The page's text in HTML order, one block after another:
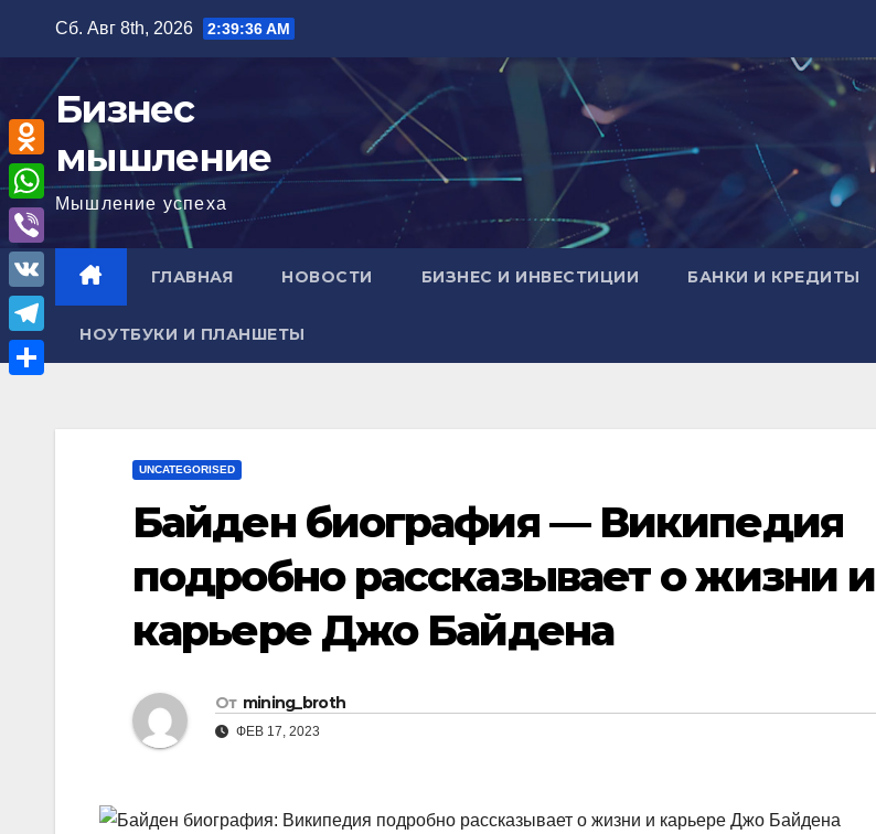
содержимому
Сб. Авг 8th, 2026 2:39:37 AM
Бизнес
мышление
Мышление успеха
ГЛАВНАЯ НОВОСТИ БИЗНЕС И ИНВЕСТИЦИИ БАНКИ И КРЕДИТЫ
НОУТБУКИ И ПЛАНШЕТЫ
UNCATEGORISED
Байден биография — Википедия
подробно рассказывает о жизни и
карьере Джо Байдена
От mining_broth
ФЕВ 17, 2023
O
d
n
o
k
l
W
h
a
s
V
i
b
e
V
K
T